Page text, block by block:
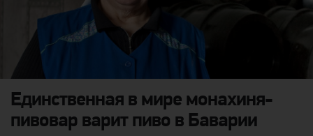
Единственная в мире монахиня-
пивовар варит пиво в Баварии